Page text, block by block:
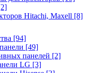
Hitachi, Maxell [8]
[94]
[49]
панелей [2]
LG [3]